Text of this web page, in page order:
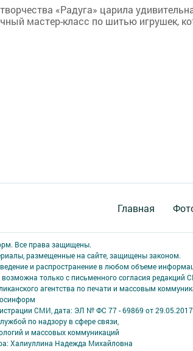
«Радуга» царила
мастер-класс по шитью игрушек,
Главная
Все права защищены.
размещенные на сайте, защищены законом.
и распространение в любом объеме
только с письменного согласия редакций
агентства по печати и массовым
СМИ, дата: ЭЛ № ФС 77 - 69869 от 29.05.2017
по надзору в сфере связи,
и массовых коммуникаций
Халиуллина Надежда Михайловна